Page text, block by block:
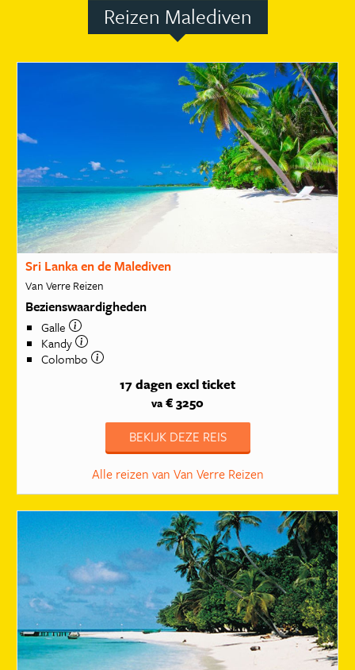
Reizen Malediven
Sri Lanka en de Malediven
Van Verre Reizen
Bezienswaardigheden
Galle
Kandy
Colombo
17 dagen excl ticket
va € 3250
BEKIJK DEZE REIS
Alle reizen van Van Verre Reizen